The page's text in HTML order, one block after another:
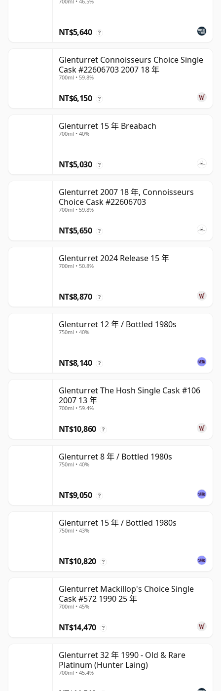
NT$5,640 ?
Glenturret Connoisseurs Choice Single
Cask #22606703 2007 18 年
700ml • 59.8%
NT$6,150 ?
Glenturret 15 年 Breabach
700ml • 40%
NT$5,030 ?
Glenturret 2007 18 年, Connoisseurs
Choice Cask #22606703
700ml • 59.8%
NT$5,650 ?
Glenturret 2024 Release 15 年
700ml • 50.8%
NT$8,870 ?
Glenturret 12 年 / Bottled 1980s
750ml • 40%
NT$8,140 ?
Glenturret The Hosh Single Cask #106
2007 13 年
700ml • 59.4%
NT$10,860 ?
Glenturret 8 年 / Bottled 1980s
750ml • 40%
NT$9,050 ?
Glenturret 15 年 / Bottled 1980s
750ml • 43%
NT$10,820 ?
Glenturret Mackillop's Choice Single
Cask #572 1990 25 年
700ml • 45%
NT$14,470 ?
Glenturret 32 年 1990 - Old & Rare
Platinum (Hunter Laing)
700ml • 45.4%